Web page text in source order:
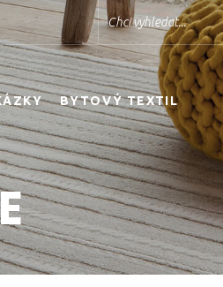
Chci vyhledat...
BYTOVÝ TEXTIL